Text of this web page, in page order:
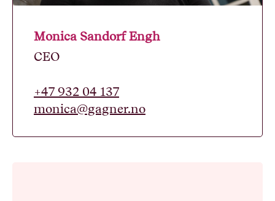
Monica Sandorf Engh
CEO
+47 932 04 137
monica@gagner.no